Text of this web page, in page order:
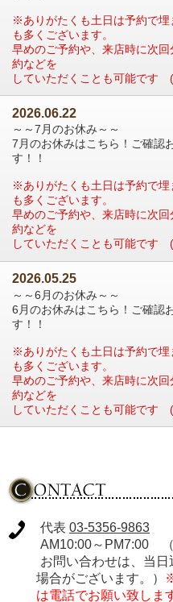
※ありがたくも土日は予約で埋
も多くございます。
早めのご予約や、来店時に次回
約などを
していただくことも可能です
2026.06.22
～～7月のお休み～～
7月のお休みはこちら！ご確認
す！！
※ありがたくも土日は予約で埋
も多くございます。
早めのご予約や、来店時に次回
約などを
していただくことも可能です
2026.05.25
～～6月のお休み～～
6月のお休みはこちら！ご確認
す！！
※ありがたくも土日は予約で埋
も多くございます。
早めのご予約や、来店時に次回
約などを
していただくことも可能です
代表 03-5356-9863
AM10:00～PM7:00
お問い合わせは、当日
場合がございます。）
は電話でお願い致しま